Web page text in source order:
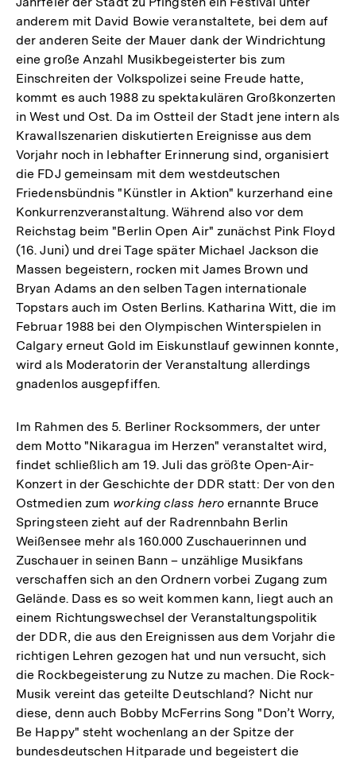
anderem mit David Bowie veranstaltete, bei dem auf
der anderen Seite der Mauer dank der Windrichtung
eine große Anzahl Musikbegeisterter bis zum
Einschreiten der Volkspolizei seine Freude hatte,
kommt es auch 1988 zu spektakulären Großkonzerten
in West und Ost. Da im Ostteil der Stadt jene intern als
Krawallszenarien diskutierten Ereignisse aus dem
Vorjahr noch in lebhafter Erinnerung sind, organisiert
die FDJ gemeinsam mit dem westdeutschen
Friedensbündnis "Künstler in Aktion" kurzerhand eine
Konkurrenzveranstaltung. Während also vor dem
Reichstag beim "Berlin Open Air" zunächst Pink Floyd
(16. Juni) und drei Tage später Michael Jackson die
Massen begeistern, rocken mit James Brown und
Bryan Adams an den selben Tagen internationale
Topstars auch im Osten Berlins. Katharina Witt, die im
Februar 1988 bei den Olympischen Winterspielen in
Calgary erneut Gold im Eiskunstlauf gewinnen konnte,
wird als Moderatorin der Veranstaltung allerdings
gnadenlos ausgepfiffen.
Im Rahmen des 5. Berliner Rocksommers, der unter
dem Motto "Nikaragua im Herzen" veranstaltet wird,
findet schließlich am 19. Juli das größte Open-Air-
Konzert in der Geschichte der DDR statt: Der von den
Ostmedien zum working class heroernannte Bruce
Springsteen zieht auf der Radrennbahn Berlin
Weißensee mehr als 160.000 Zuschauerinnen und
Zuschauer in seinen Bann – unzählige Musikfans
verschaffen sich an den Ordnern vorbei Zugang zum
Gelände. Dass es so weit kommen kann, liegt auch an
einem Richtungswechsel der Veranstaltungspolitik
der DDR, die aus den Ereignissen aus dem Vorjahr die
richtigen Lehren gezogen hat und nun versucht, sich
die Rockbegeisterung zu Nutze zu machen. Die Rock-
Musik vereint das geteilte Deutschland? Nicht nur
diese, denn auch Bobby McFerrins Song "Don’t Worry,
Be Happy" steht wochenlang an der Spitze der
bundesdeutschen Hitparade und begeistert die